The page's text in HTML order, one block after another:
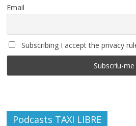
Email
Subscribing I accept the privacy
Podcasts TAXI LIBRE